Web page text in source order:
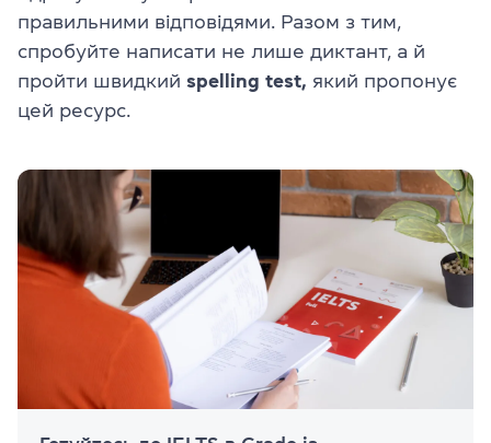
правильними відповідями. Разом з тим,
спробуйте написати не лише диктант, а й
пройти швидкий spelling test, який пропонує
цей ресурс.